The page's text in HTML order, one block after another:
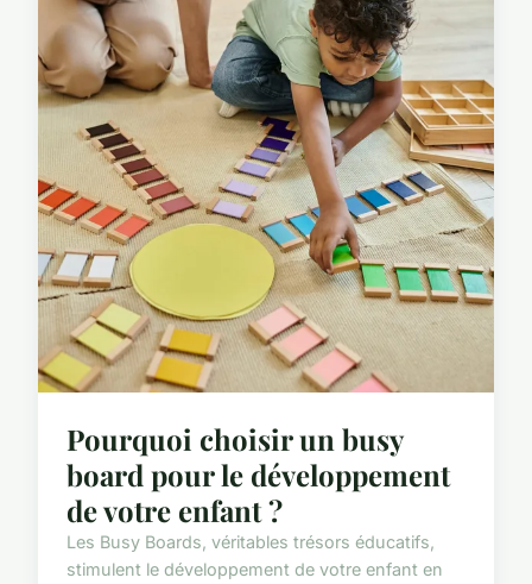
Pourquoi choisir un busy
board pour le développement
de votre enfant ?
Les Busy Boards, véritables trésors éducatifs,
stimulent le développement de votre enfant en